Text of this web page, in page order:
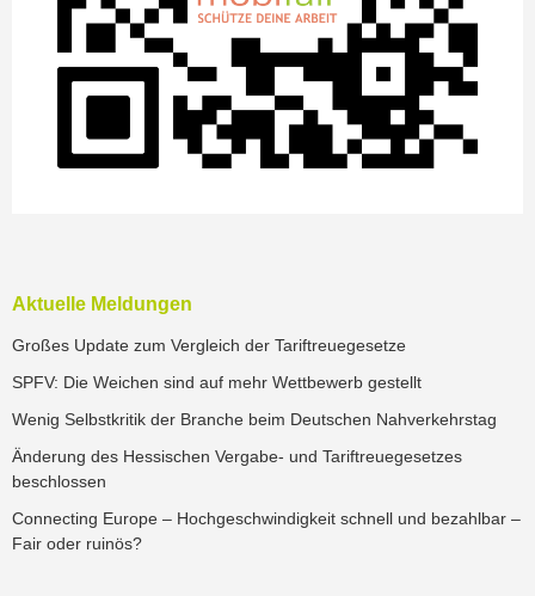
Aktuelle Meldungen
Großes Update zum Vergleich der Tariftreuegesetze
SPFV: Die Weichen sind auf mehr Wettbewerb gestellt
Wenig Selbstkritik der Branche beim Deutschen Nahverkehrstag
Änderung des Hessischen Vergabe- und Tariftreuegesetzes
beschlossen
Connecting Europe – Hochgeschwindigkeit schnell und bezahlbar –
Fair oder ruinös?